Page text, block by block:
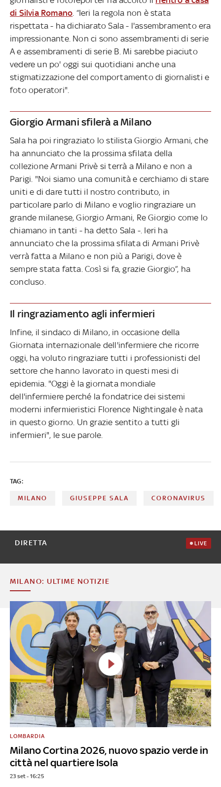
di Silvia Romano . “Ieri la regola non è stata
rispettata - ha dichiarato Sala - l'assembramento era
impressionante. Non ci sono assembramenti di serie
A e assembramenti di serie B. Mi sarebbe piaciuto
vedere un po' oggi sui quotidiani anche una
stigmatizzazione del comportamento di giornalisti e
foto operatori".
Giorgio Armani sfilerà a Milano
Sala ha poi ringraziato lo stilista Giorgio Armani, che
ha annunciato che la prossima sfilata della
collezione Armani Privè si terrà a Milano e non a
Parigi. "Noi siamo una comunità e cerchiamo di stare
uniti e di dare tutti il nostro contributo, in
particolare parlo di Milano e voglio ringraziare un
grande milanese, Giorgio Armani, Re Giorgio come lo
chiamano in tanti - ha detto Sala -. Ieri ha
annunciato che la prossima sfilata di Armani Privè
verrà fatta a Milano e non più a Parigi, dove è
sempre stata fatta. Così si fa, grazie Giorgio”, ha
concluso.
Il ringraziamento agli infermieri
Infine, il sindaco di Milano, in occasione della
Giornata internazionale dell'infermiere che ricorre
oggi, ha voluto ringraziare tutti i professionisti del
settore che hanno lavorato in questi mesi di
epidemia. "Oggi è la giornata mondiale
dell'infermiere perché la fondatrice dei sistemi
moderni infermieristici Florence Nightingale è nata
in questo giorno. Un grazie sentito a tutti gli
infermieri", le sue parole.
TAG:
MILANO GIUSEPPE SALA CORONAVIRUS
DIRETTA LIVE
MILANO: ULTIME NOTIZIE
Milano Cortina 2026, nuovo spazio verde in
città nel quartiere Isola
LOMBARDIA
23 set - 16:25